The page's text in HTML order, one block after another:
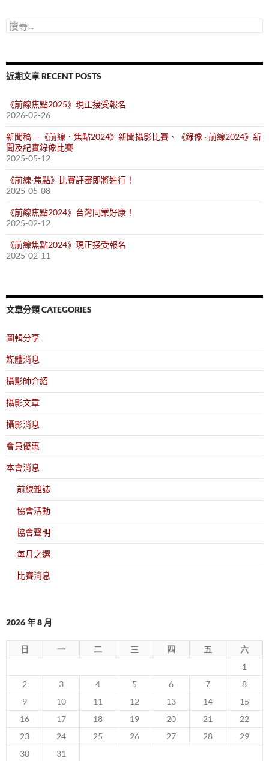
搜
尋
字:
近期文章 RECENT POSTS
《前線焦點2025》現正接受報名
2026-02-26
新聞稿 —《前線．焦點2024》新聞攝影比賽、《錄像 · 前線2024》新
聞及紀實錄像比賽
2025-05-12
《前線·焦點》比賽評審即將進行！
2025-05-08
《前線焦點2024》台灣同業好康！
2025-02-12
《前線焦點2024》現正接受報名
2025-02-11
文章分類 CATEGORIES
圖輯分享
媒體消息
攝影師介紹
攝影文章
攝影消息
會員優惠
本會消息
前線雜誌
協會活動
協會聲明
每月之選
比賽消息
2026 年 8 月
日 一 二 三 四 五
六
1
2
3 4 5 6 7
8
9
10 11 12 13 14
15
16
17 18 19 20 21
22
23
24 25 26 27 28
29
30
31